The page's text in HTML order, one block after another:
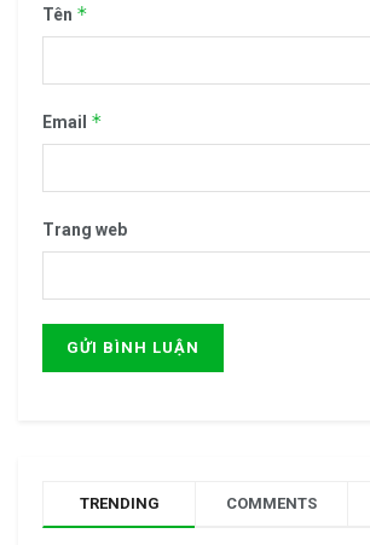
Tên *
Email *
Trang web
TRENDING COMMENTS